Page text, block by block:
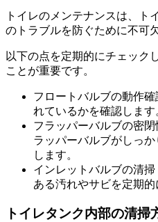
トイレのメンテナンスは、ト
のトラブルを防ぐために不可
以下の点を定期的にチェック
ことが重要です。
フロートバルブの動作
れているかを確認します
フラッパーバルブの密
ラッパーバルブがしっ
します。
インレットバルブの清
ある汚れやサビを定期的
トイレタンク内部の清掃